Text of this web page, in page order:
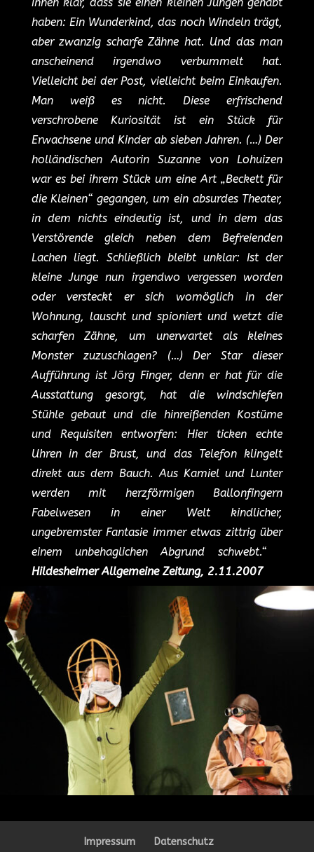
haben: Ein Wunderkind, das noch Windeln trägt,
aber zwanzig scharfe Zähne hat. Und das man
anscheinend irgendwo verbummelt hat.
Vielleicht bei der Post, vielleicht beim Einkaufen.
Man weiß es nicht. Diese erfrischend
verschrobene Kuriosität ist ein Stück für
Erwachsene und Kinder ab sieben Jahren. (…) Der
holländischen Autorin Suzanne von Lohuizen
war es bei ihrem Stück um eine Art „Beckett für
die Kleinen“ gegangen, um ein absurdes Theater,
in dem nichts eindeutig ist, und in dem das
Verstörende gleich neben dem Befreienden
Lachen liegt. Schließlich bleibt unklar: Ist der
kleine Junge nun irgendwo vergessen worden
oder versteckt er sich womöglich in der
Wohnung, lauscht und spioniert und wetzt die
scharfen Zähne, um unerwartet als kleines
Monster zuzuschlagen? (…) Der Star dieser
Aufführung ist Jörg Finger, denn er hat für die
Ausstattung gesorgt, hat die windschiefen
Stühle gebaut und die hinreißenden Kostüme
und Requisiten entworfen: Hier ticken echte
Uhren in der Brust, und das Telefon klingelt
direkt aus dem Bauch. Aus Kamiel und Lunter
werden mit herzförmigen Ballonfingern
Fabelwesen in einer Welt kindlicher,
ungebremster Fantasie immer etwas zittrig über
einem unbehaglichen Abgrund schwebt.“
Hildesheimer Allgemeine Zeitung, 2.11.2007
Impressum Datenschutz